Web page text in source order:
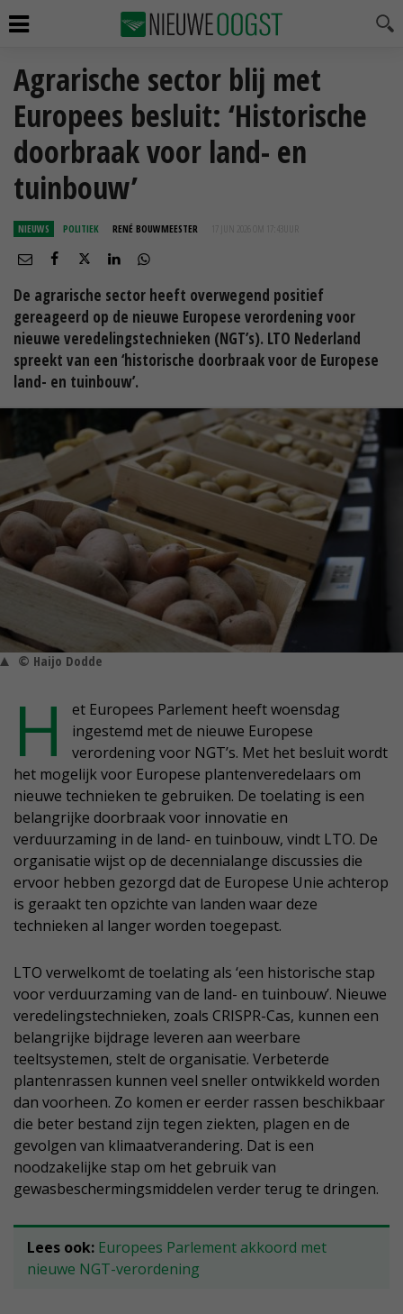
Agrarische sector blij met
Europees besluit: ‘Historische
doorbraak voor land- en
tuinbouw’
NIEUWS POLITIEK RENÉ BOUWMEESTER 17 JUN 2026 OM 17:43
De agrarische sector heeft overwegend positief
gereageerd op de nieuwe Europese verordening voor
nieuwe veredelingstechnieken (NGT’s). LTO Nederland
spreekt van een ‘historische doorbraak voor de Europese
land- en tuinbouw’.
© Haijo Dodde
H
et Europees Parlement heeft woensdag
ingestemd met de nieuwe Europese
verordening voor NGT’s. Met het besluit wordt
het mogelijk voor Europese plantenveredelaars om
nieuwe technieken te gebruiken. De toelating is een
belangrijke doorbraak voor innovatie en
verduurzaming in de land- en tuinbouw, vindt LTO. De
organisatie wijst op de decennialange discussies die
ervoor hebben gezorgd dat de Europese Unie achterop
is geraakt ten opzichte van landen waar deze
technieken al langer worden toegepast.
LTO verwelkomt de toelating als ‘een historische stap
voor verduurzaming van de land- en tuinbouw’. Nieuwe
veredelingstechnieken, zoals CRISPR-Cas, kunnen een
belangrijke bijdrage leveren aan weerbare
teeltsystemen, stelt de organisatie. Verbeterde
plantenrassen kunnen veel sneller ontwikkeld worden
dan voorheen. Zo komen er eerder rassen beschikbaar
die beter bestand zijn tegen ziekten, plagen en de
gevolgen van klimaatverandering. Dat is een
noodzakelijke stap om het gebruik van
gewasbeschermingsmiddelen verder terug te dringen.
Lees ook: Europees Parlement akkoord met
nieuwe NGT-verordening